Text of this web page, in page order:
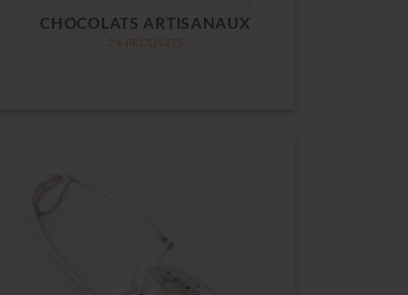
CHOCOLATS ARTISANAUX
24 PRODUITS